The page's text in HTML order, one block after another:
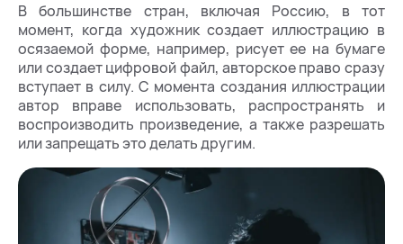
В большинстве стран, включая Россию, в тот
момент, когда художник создает иллюстрацию в
осязаемой форме, например, рисует ее на бумаге
или создает цифровой файл, авторское право сразу
вступает в силу. С момента создания иллюстрации
автор вправе использовать, распространять и
воспроизводить произведение, а также разрешать
или запрещать это делать другим.